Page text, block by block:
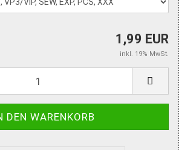
1,99 EUR
inkl. 19% MwSt.